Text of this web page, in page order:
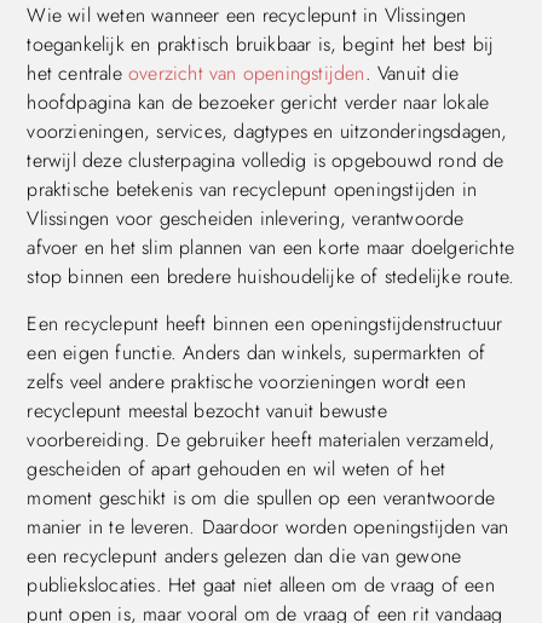
Wie wil weten wanneer een recyclepunt in Vlissingen
toegankelijk en praktisch bruikbaar is, begint het best bij
het centrale overzicht van openingstijden. Vanuit die
hoofdpagina kan de bezoeker gericht verder naar lokale
voorzieningen, services, dagtypes en uitzonderingsdagen,
terwijl deze clusterpagina volledig is opgebouwd rond de
praktische betekenis van recyclepunt openingstijden in
Vlissingen voor gescheiden inlevering, verantwoorde
afvoer en het slim plannen van een korte maar doelgerichte
stop binnen een bredere huishoudelijke of stedelijke route.
Een recyclepunt heeft binnen een openingstijdenstructuur
een eigen functie. Anders dan winkels, supermarkten of
zelfs veel andere praktische voorzieningen wordt een
recyclepunt meestal bezocht vanuit bewuste
voorbereiding. De gebruiker heeft materialen verzameld,
gescheiden of apart gehouden en wil weten of het
moment geschikt is om die spullen op een verantwoorde
manier in te leveren. Daardoor worden openingstijden van
een recyclepunt anders gelezen dan die van gewone
publiekslocaties. Het gaat niet alleen om de vraag of een
punt open is, maar vooral om de vraag of een rit vandaag